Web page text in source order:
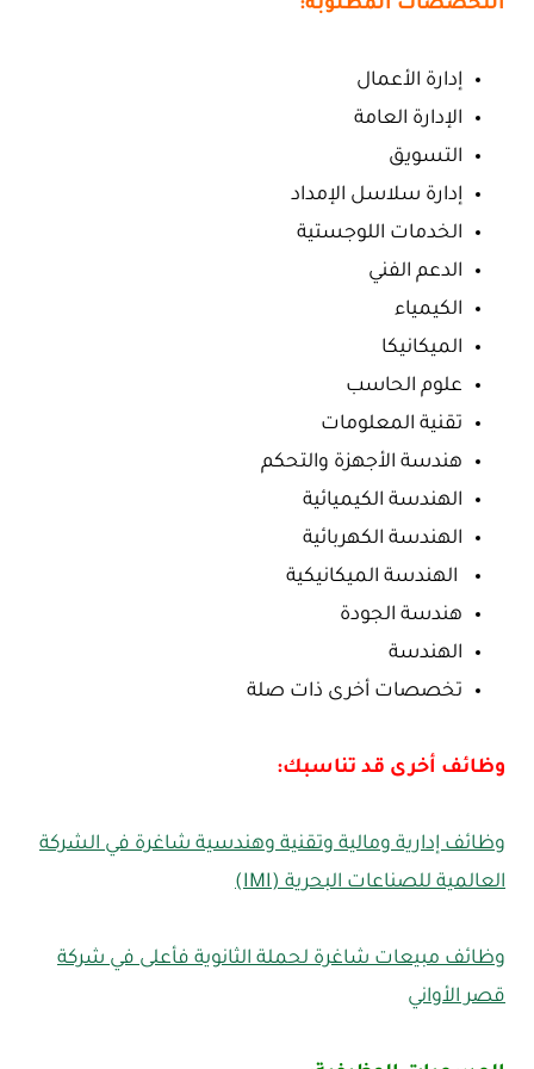
التخصصات المطلوبة:
إدارة الأعمال
الإدارة العامة
التسويق
إدارة سلاسل الإمداد
الخدمات اللوجستية
الدعم الفني
الكيمياء
الميكانيكا
علوم الحاسب
تقنية المعلومات
هندسة الأجهزة والتحكم
الهندسة الكيميائية
الهندسة الكهربائية
الهندسة الميكانيكية
هندسة الجودة
الهندسة
تخصصات أخرى ذات صلة
وظائف أخرى قد تناسبك:
وظائف إدارية ومالية وتقنية وهندسية شاغرة في الشركة
العالمية للصناعات البحرية (IMI)
وظائف مبيعات شاغرة لحملة الثانوية فأعلى في شركة
قصر الأواني